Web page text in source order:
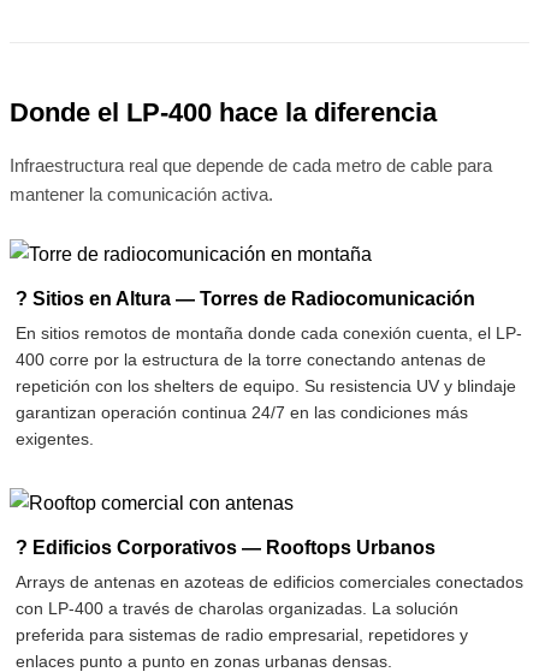
Donde el LP-400 hace la diferencia
Infraestructura real que depende de cada metro de cable para
mantener la comunicación activa.
? Sitios en Altura — Torres de Radiocomunicación
En sitios remotos de montaña donde cada conexión cuenta, el LP-
400 corre por la estructura de la torre conectando antenas de
repetición con los shelters de equipo. Su resistencia UV y blindaje
garantizan operación continua 24/7 en las condiciones más
exigentes.
? Edificios Corporativos — Rooftops Urbanos
Arrays de antenas en azoteas de edificios comerciales conectados
con LP-400 a través de charolas organizadas. La solución
preferida para sistemas de radio empresarial, repetidores y
enlaces punto a punto en zonas urbanas densas.